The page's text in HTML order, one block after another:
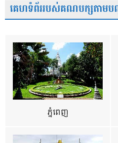
គេហទំព័ររបស់គណបក្សតាមបណ្ត
ភ្នំពេញ